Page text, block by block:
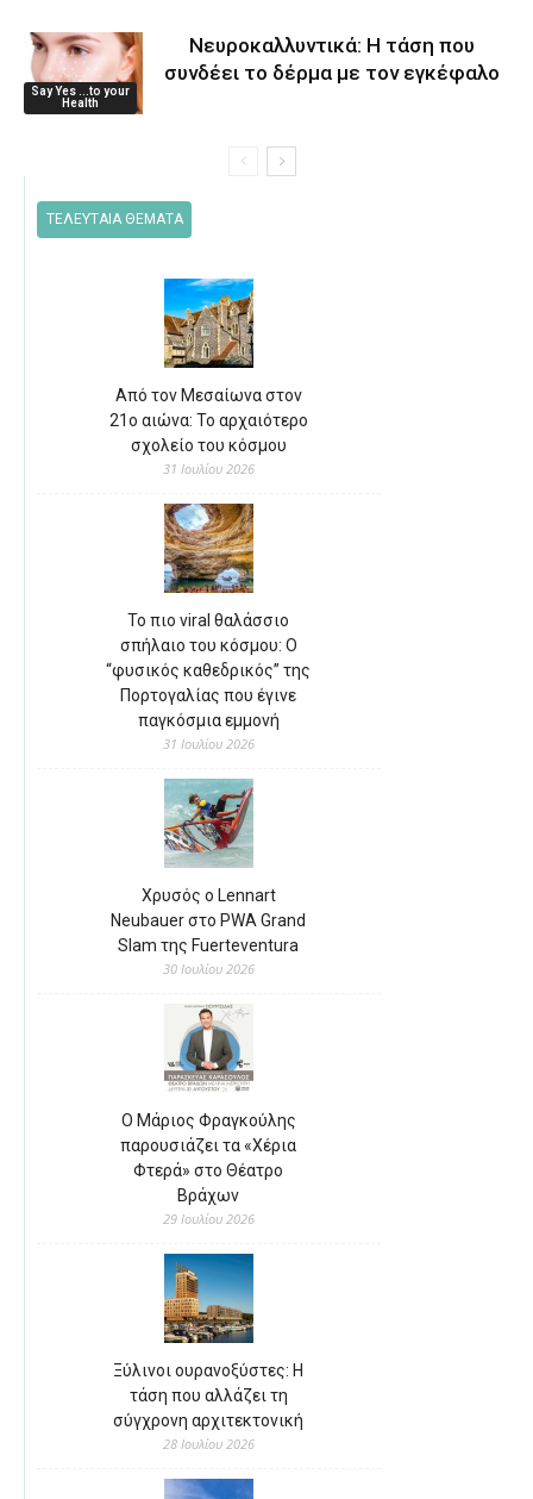
Say Yes ...to your
Health
Νευροκαλλυντικά: Η τάση που
συνδέει το δέρμα με τον εγκέφαλο
ΤΕΛΕΥΤΑΙΑ ΘΕΜΑΤΑ
Από τον Μεσαίωνα στον
21ο αιώνα: Το αρχαιότερο
σχολείο του κόσμου
31 Ιουλίου 2026
Το πιο viral θαλάσσιο
σπήλαιο του κόσμου: Ο
“φυσικός καθεδρικός” της
Πορτογαλίας που έγινε
παγκόσμια εμμονή
31 Ιουλίου 2026
Χρυσός ο Lennart
Neubauer στο PWA Grand
Slam της Fuerteventura
30 Ιουλίου 2026
Ο Μάριος Φραγκούλης
παρουσιάζει τα «Χέρια
Φτερά» στο Θέατρο
Βράχων
29 Ιουλίου 2026
Ξύλινοι ουρανοξύστες: Η
τάση που αλλάζει τη
σύγχρονη αρχιτεκτονική
28 Ιουλίου 2026